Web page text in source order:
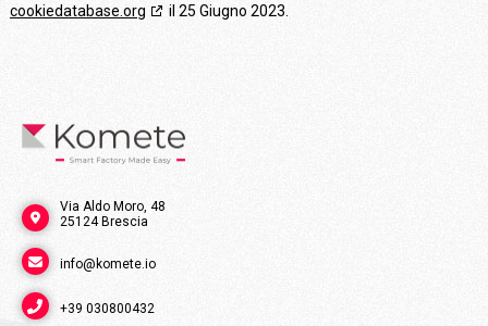
cookiedatabase.org
il 25 Giugno 2023.
Via Aldo Moro, 48
25124 Brescia
info@komete.io
+39 030800432